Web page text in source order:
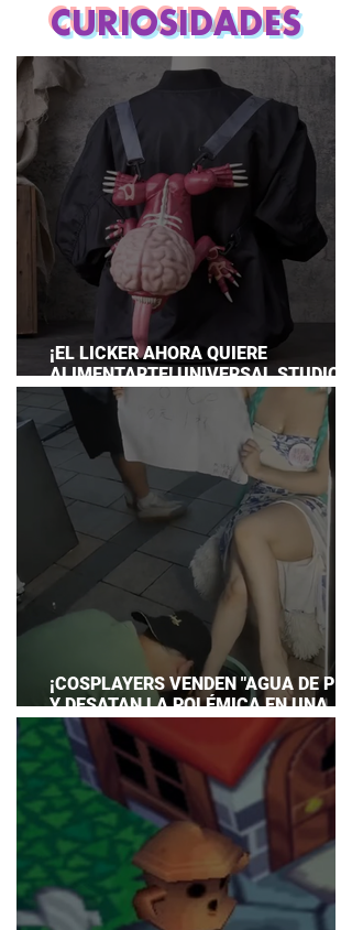
CURIOSIDADES
¡EL LICKER AHORA QUIERE
ALIMENTARTE! UNIVERSAL STUDIOS
JAPAN PRESENTA SU TERRORÍFICA
COLECCIÓN DE RESIDENT EVIL
¡COSPLAYERS VENDEN "AGUA DE
Y DESATAN LA POLÉMICA EN UNA
CONVENCIÓN DE ANIME!